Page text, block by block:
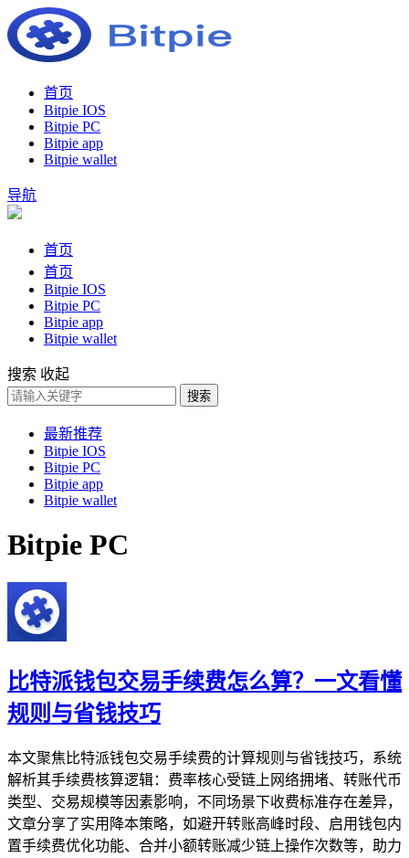
首页
Bitpie IOS
Bitpie PC
Bitpie app
Bitpie wallet
导航
首页
首页
Bitpie IOS
Bitpie PC
Bitpie app
Bitpie wallet
搜索 收起
搜索
最新推荐
Bitpie IOS
Bitpie PC
Bitpie app
Bitpie wallet
Bitpie PC
比特派钱包交易手续费怎么算？一文看懂
规则与省钱技巧
本文聚焦比特派钱包交易手续费的计算规则与省钱技巧，系统
解析其手续费核算逻辑：费率核心受链上网络拥堵、转账代币
类型、交易规模等因素影响，不同场景下收费标准存在差异，
文章分享了实用降本策略，如避开转账高峰时段、启用钱包内
置手续费优化功能、合并小额转账减少链上操作次数等，助力